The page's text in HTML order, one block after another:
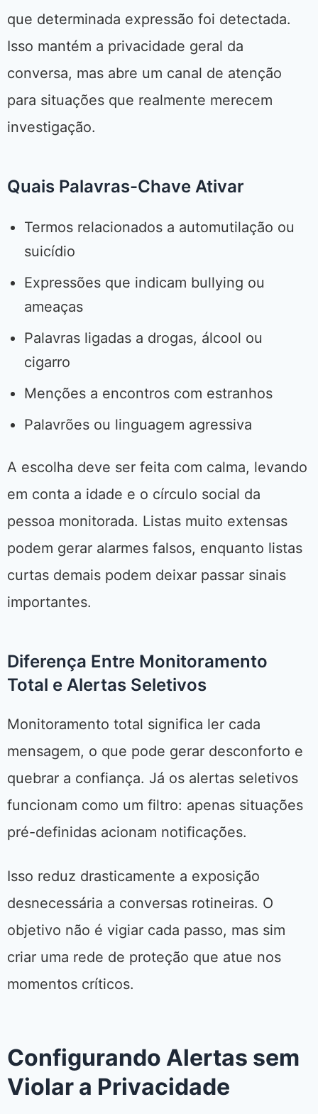
que determinada expressão foi detectada.
Isso mantém a privacidade geral da
conversa, mas abre um canal de atenção
para situações que realmente merecem
investigação.
Quais Palavras-Chave Ativar
Termos relacionados a automutilação ou
suicídio
Expressões que indicam bullying ou
ameaças
Palavras ligadas a drogas, álcool ou
cigarro
Menções a encontros com estranhos
Palavrões ou linguagem agressiva
A escolha deve ser feita com calma, levando
em conta a idade e o círculo social da
pessoa monitorada. Listas muito extensas
podem gerar alarmes falsos, enquanto listas
curtas demais podem deixar passar sinais
importantes.
Diferença Entre Monitoramento
Total e Alertas Seletivos
Monitoramento total significa ler cada
mensagem, o que pode gerar desconforto e
quebrar a confiança. Já os alertas seletivos
funcionam como um filtro: apenas situações
pré-definidas acionam notificações.
Isso reduz drasticamente a exposição
desnecessária a conversas rotineiras. O
objetivo não é vigiar cada passo, mas sim
criar uma rede de proteção que atue nos
momentos críticos.
Configurando Alertas sem
Violar a Privacidade